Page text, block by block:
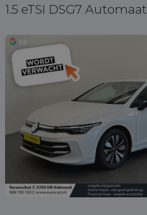
1.5 eTSI DSG7 Automaat